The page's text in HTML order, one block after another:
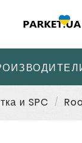
и SPC